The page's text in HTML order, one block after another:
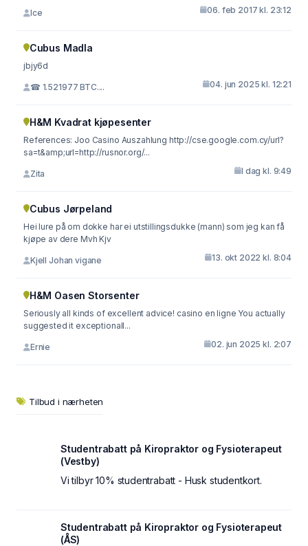
Ice 06. feb 2017 kl. 23:12
Cubus Madla
jbjy6d
☎ 1.521977 BTC.... 04. jun 2025 kl. 12:21
H&M Kvadrat kjøpesenter
References: Joo Casino Auszahlung http://cse.google.com.cy/url?
sa=t&amp;url=http://rusnor.org/...
Zita I dag kl. 9:49
Cubus Jørpeland
Hei lure på om dokke har ei utstillingsdukke (mann) som jeg kan få
kjøpe av dere Mvh Kjv
Kjell Johan vigane 13. okt 2022 kl. 8:04
H&M Oasen Storsenter
Seriously all kinds of excellent advice! casino en ligne You actually
suggested it exceptionall...
Ernie 02. jun 2025 kl. 2:07
Tilbud i nærheten
Studentrabatt på Kiropraktor og Fysioterapeut
(Vestby)
Vi tilbyr 10% studentrabatt - Husk studentkort.
Studentrabatt på Kiropraktor og Fysioterapeut
(ÅS)